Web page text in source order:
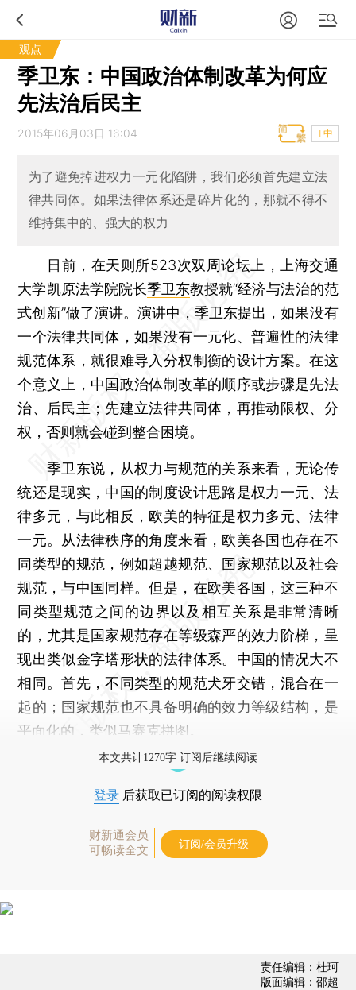
观点
季卫东：中国政治体制改革为何应
先法治后民主
2015年06月03日 16:04 T中
为了避免掉进权力一元化陷阱，我们必须首先建立法
律共同体。如果法律体系还是碎片化的，那就不得不
维持集中的、强大的权力
日前，在天则所523次双周论坛上，上海交通
大学凯原法学院院长季卫东教授就“经济与法治的范
式创新”做了演讲。演讲中，季卫东提出，如果没有
一个法律共同体，如果没有一元化、普遍性的法律
规范体系，就很难导入分权制衡的设计方案。在这
个意义上，中国政治体制改革的顺序或步骤是先法
治、后民主；先建立法律共同体，再推动限权、分
权，否则就会碰到整合困境。
季卫东说，从权力与规范的关系来看，无论传
统还是现实，中国的制度设计思路是权力一元、法
律多元，与此相反，欧美的特征是权力多元、法律
一元。从法律秩序的角度来看，欧美各国也存在不
同类型的规范，例如超越规范、国家规范以及社会
规范，与中国同样。但是，在欧美各国，这三种不
同类型规范之间的边界以及相互关系是非常清晰
的，尤其是国家规范存在等级森严的效力阶梯，呈
现出类似金字塔形状的法律体系。中国的情况大不
相同。首先，不同类型的规范犬牙交错，混合在一
起的；国家规范也不具备明确的效力等级结构，是
平面化的，类似马赛克拼图。
本文共计1270字 订阅后继续阅读
登录 后获取已订阅的阅读权限
财新通会员
可畅读全文
订阅/会员升级
责任编辑：杜珂
版面编辑：邵超